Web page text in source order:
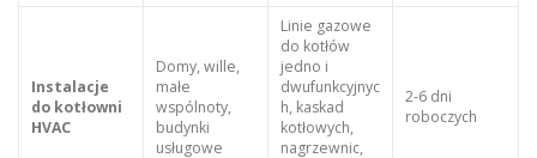
Instalacje
do kotłowni
HVAC
Domy, wille,
małe
wspólnoty,
budynki
usługowe
Linie gazowe
do kotłów
jedno i
dwufunkcyjnyc
h, kaskad
kotłowych,
nagrzewnic,
2-6 dni
roboczych